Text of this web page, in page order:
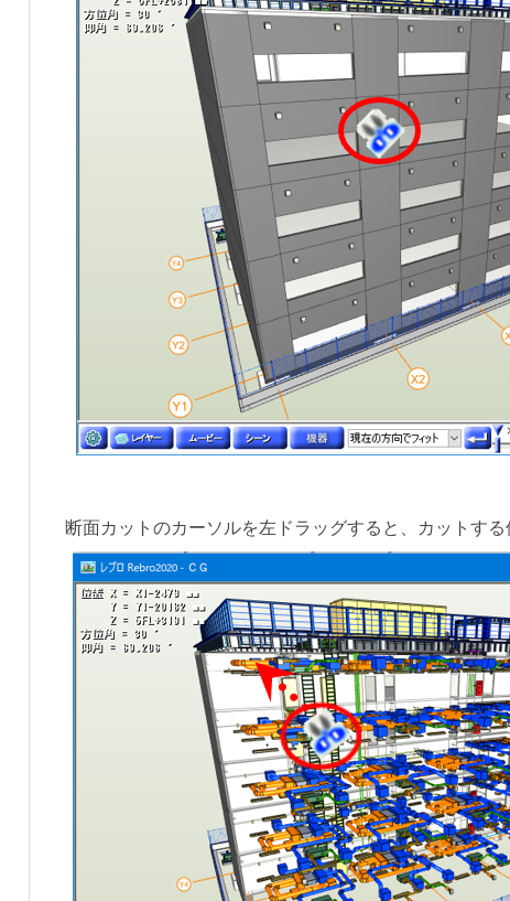
断面カットのカーソルを左ドラッグすると、カットす